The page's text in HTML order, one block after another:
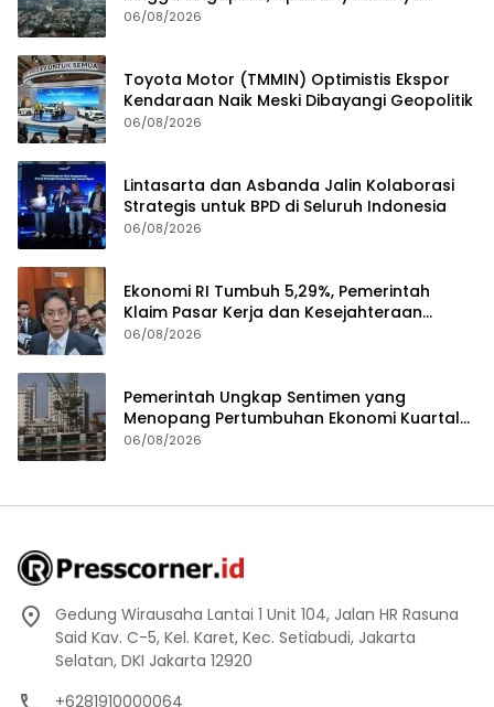
06/08/2026
Toyota Motor (TMMIN) Optimistis Ekspor
Kendaraan Naik Meski Dibayangi Geopolitik
06/08/2026
Lintasarta dan Asbanda Jalin Kolaborasi
Strategis untuk BPD di Seluruh Indonesia
06/08/2026
Ekonomi RI Tumbuh 5,29%, Pemerintah
Klaim Pasar Kerja dan Kesejahteraan
Membaik
06/08/2026
Pemerintah Ungkap Sentimen yang
Menopang Pertumbuhan Ekonomi Kuartal
II-2026
06/08/2026
Gedung Wirausaha Lantai 1 Unit 104, Jalan HR Rasuna
Said Kav. C-5, Kel. Karet, Kec. Setiabudi, Jakarta
Selatan, DKI Jakarta 12920
+6281910000064